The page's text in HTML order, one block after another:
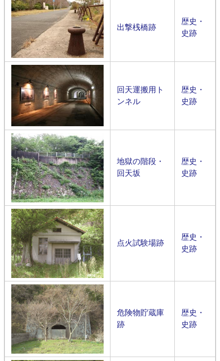
出撃桟橋跡
歴史・
史跡
回天運搬用ト
ンネル
歴史・
史跡
地獄の階段・
回天坂
歴史・
史跡
点火試験場跡
歴史・
史跡
危険物貯蔵庫
跡
歴史・
史跡